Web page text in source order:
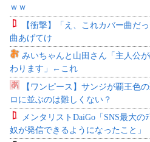
ｗｗ
【衝撃】「え、これカバー曲だ
曲あげてけ
みいちゃんと山田さん「主人公
わります」←これ
【ワンピース】サンジが覇王色
ロに並ぶのは難しくない？
メンタリストDaiGo「SNS最大
奴が発信できるようになったこと」